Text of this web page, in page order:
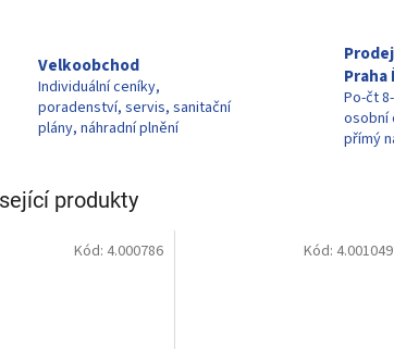
Velkoobchod
Individuální ceníky,
poradenství, servis, sanitační
plány, náhradní plnění
Praha
Po-čt
osobní
přímý
produkty
Kód: 4.000786 Kód: 4.001049